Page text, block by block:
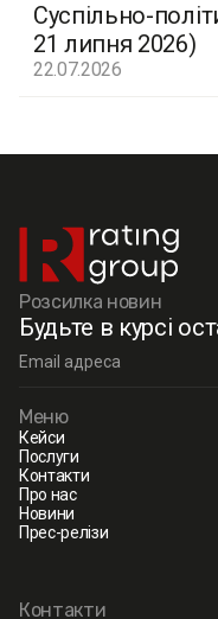
Суспільно-
21 липня 2026)
22.07.2026
Розсилка новин
Будьте в курсі
Меню
Кейси
Послуги
Контакти
Про нас
Новини
Прес-релізи
Контакти